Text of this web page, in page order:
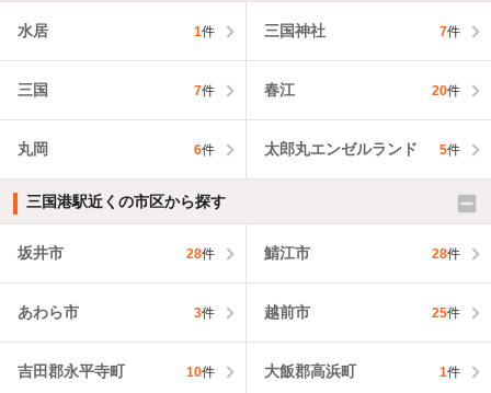
水居 1件 三国神社 7件
三国 7件 春江 20件
丸岡 6件 太郎丸エンゼルランド 5件
三国港駅近くの市区から探す
坂井市 28件 鯖江市 28件
あわら市 3件 越前市 25件
吉田郡永平寺町 10件 大飯郡高浜町 1件